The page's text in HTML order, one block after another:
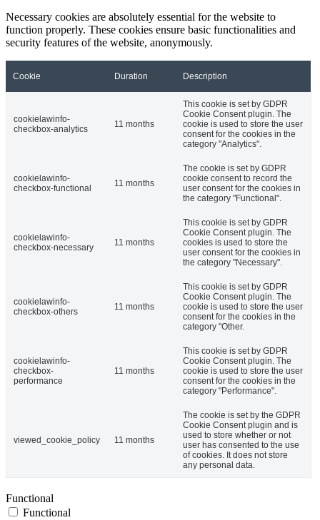
Necessary cookies are absolutely essential for the website to
function properly. These cookies ensure basic functionalities and
security features of the website, anonymously.
Cookie Duration Description
cookielawinfo-
checkbox-analytics
11 months
This cookie is set by GDPR
Cookie Consent plugin. The
cookie is used to store the user
consent for the cookies in the
category "Analytics".
cookielawinfo-
checkbox-functional
11 months
The cookie is set by GDPR
cookie consent to record the
user consent for the cookies in
the category "Functional".
cookielawinfo-
checkbox-necessary
11 months
This cookie is set by GDPR
Cookie Consent plugin. The
cookies is used to store the
user consent for the cookies in
the category "Necessary".
cookielawinfo-
checkbox-others
11 months
This cookie is set by GDPR
Cookie Consent plugin. The
cookie is used to store the user
consent for the cookies in the
category "Other.
cookielawinfo-
checkbox-
performance
11 months
This cookie is set by GDPR
Cookie Consent plugin. The
cookie is used to store the user
consent for the cookies in the
category "Performance".
viewed_cookie_policy 11 months
The cookie is set by the GDPR
Cookie Consent plugin and is
used to store whether or not
user has consented to the use
of cookies. It does not store
any personal data.
Functional
Functional